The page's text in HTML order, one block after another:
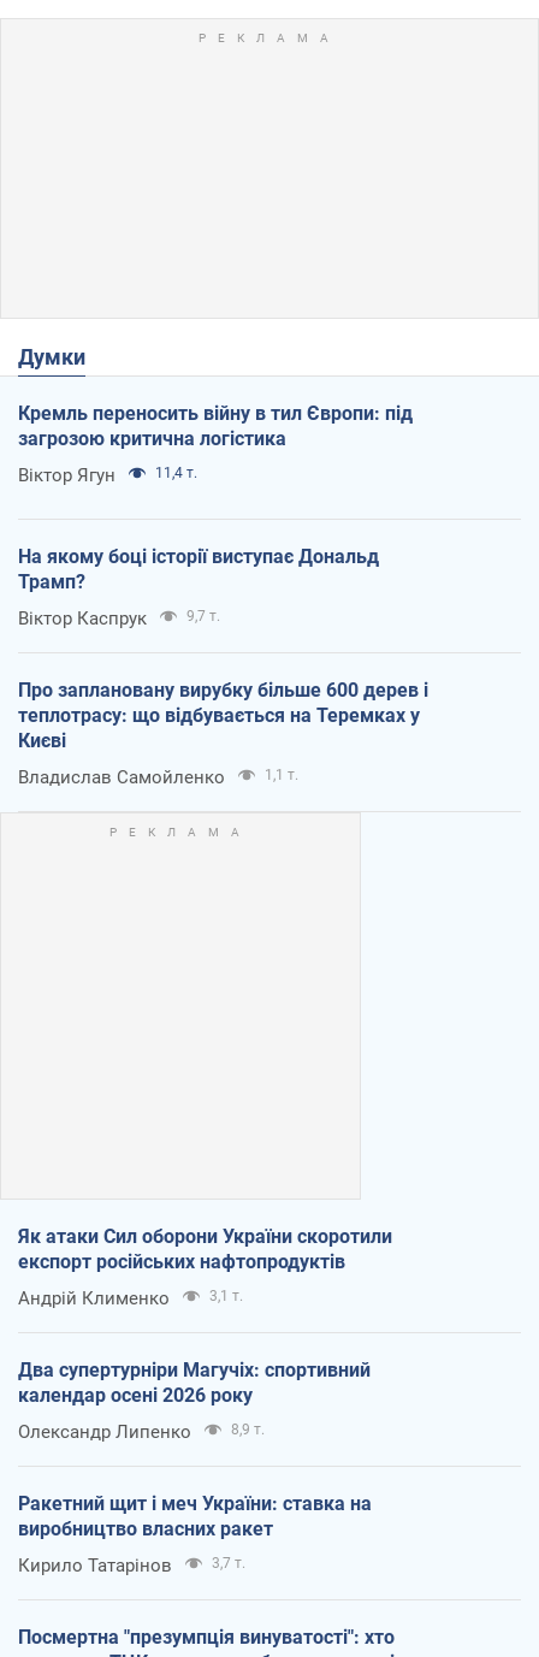
Думки
Кремль переносить війну в тил Європи: під
загрозою критична логістика
Віктор Ягун 11,4 т.
На якому боці історії виступає Дональд
Трамп?
Віктор Каспрук 9,7 т.
Про заплановану вирубку більше 600 дерев і
теплотрасу: що відбувається на Теремках у
Києві
Владислав Самойленко 1,1 т.
Як атаки Сил оборони України скоротили
експорт російських нафтопродуктів
Андрій Клименко 3,1 т.
Два супертурніри Магучіх: спортивний
календар осені 2026 року
Олександр Липенко 8,9 т.
Ракетний щит і меч України: ставка на
виробництво власних ракет
Кирило Татарінов 3,7 т.
Посмертна "презумпція винуватості": хто